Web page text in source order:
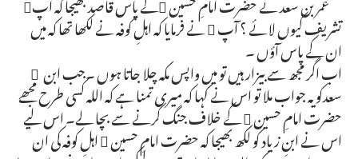
تشریف کیوں لائے ؟ آپ  نے فرمایا کہ اہلِ کوفہ نے لکھا تھا کہ میں
ان کے پاس آؤں ۔
اب اگر مجھ سے بیزار ہیں تو میں واپس مکہ چلا جاتا ہوں ۔جب ابن ِ
سعدکو یہ جواب ملا تو اس نے کہا کہ میری تمنا ہے کہ اللہ کسی طرح مجھے
حضرت امامِ حسین  کے خلاف جنگ کرنے سے بچا لے۔ اس لیے
اس نے ابنِ زیاد کو لکھ بھیجا کہ حضرت امامِ حسین  اہلِ کوفہ کی ان